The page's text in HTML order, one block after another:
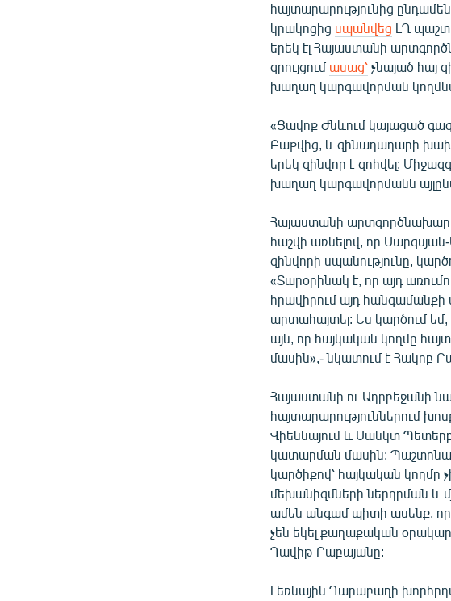
հայտարարությունից
կրակոցից սպանվեց ԼՂ
երեկ էլ Հայաստանի
զրույցում ասաց՝ չնայած հայ
խաղաղ կարգավորման
«Ցավոք Ժնևում կայացած
Բաքվից, և զինադադարի
երեկ զինվոր է զոհվել:
խաղաղ կարգավորմանն
Հայաստանի
հաշվի առնելով, որ
զինվորի սպանությունը,
«Տարօրինակ է, որ այդ
հրավիրում այդ հանգամանքի
արտահայտել: Ես կարծում եմ,
այն, որ հայկական կողմը
մասին»,- նկատում է Հակոբ
Հայաստանի ու Ադրբեջանի
հայտարարություններում
Վիեննայում և Սանկտ
կատարման մասին:
կարծիքով՝ հայկական կողմը
մեխանիզմների ներդրման և
ամեն անգամ պիտի ասենք, որ
չեն եկել քաղաքական
Դավիթ Բաբայանը:
Լեռնային Ղարաբաղի